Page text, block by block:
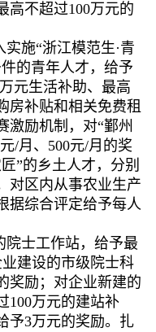
高不超过100万元的
施“浙江模范生·青
的青年人才，给予
元生活补助、最高
房补贴和相关免费租
激励机制，对“鄞州
/月、500元/月的奖
”的乡土人才，分别
对区内从事农业生产
据综合评定给予每人
院士工作站，给予最
建设的市级院士科
奖励；对企业新建的
100万元的建站补
予3万元的奖励。扎